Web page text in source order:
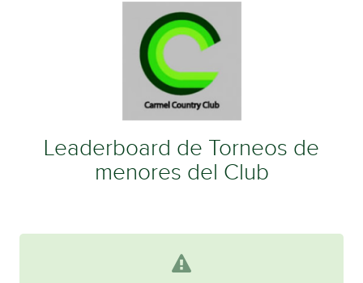
Leaderboard de Torneos de
menores del Club